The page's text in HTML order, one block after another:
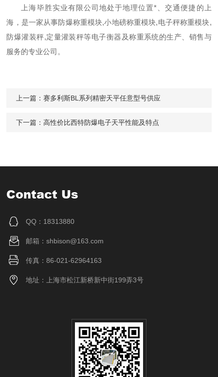
上海毕胜实业有限公司地处于地理位置*、交通便捷的上
海，是一家从事防爆称重模块,小地磅称重模块,电子秤称重模块,
防爆灌装秤,定量灌装秤等电子衡器及称重系统的生产、销售与
服务的专业公司。
上一篇：赛多利斯BL系列精密天平任意型号供应
下一篇：高性价比西特防爆电子天平性能及特点
Contact Us
QQ：18313880
邮箱：shbison@163.com
传真：86-021-62964163
地址：上海市松江新桥新中街199弄3号